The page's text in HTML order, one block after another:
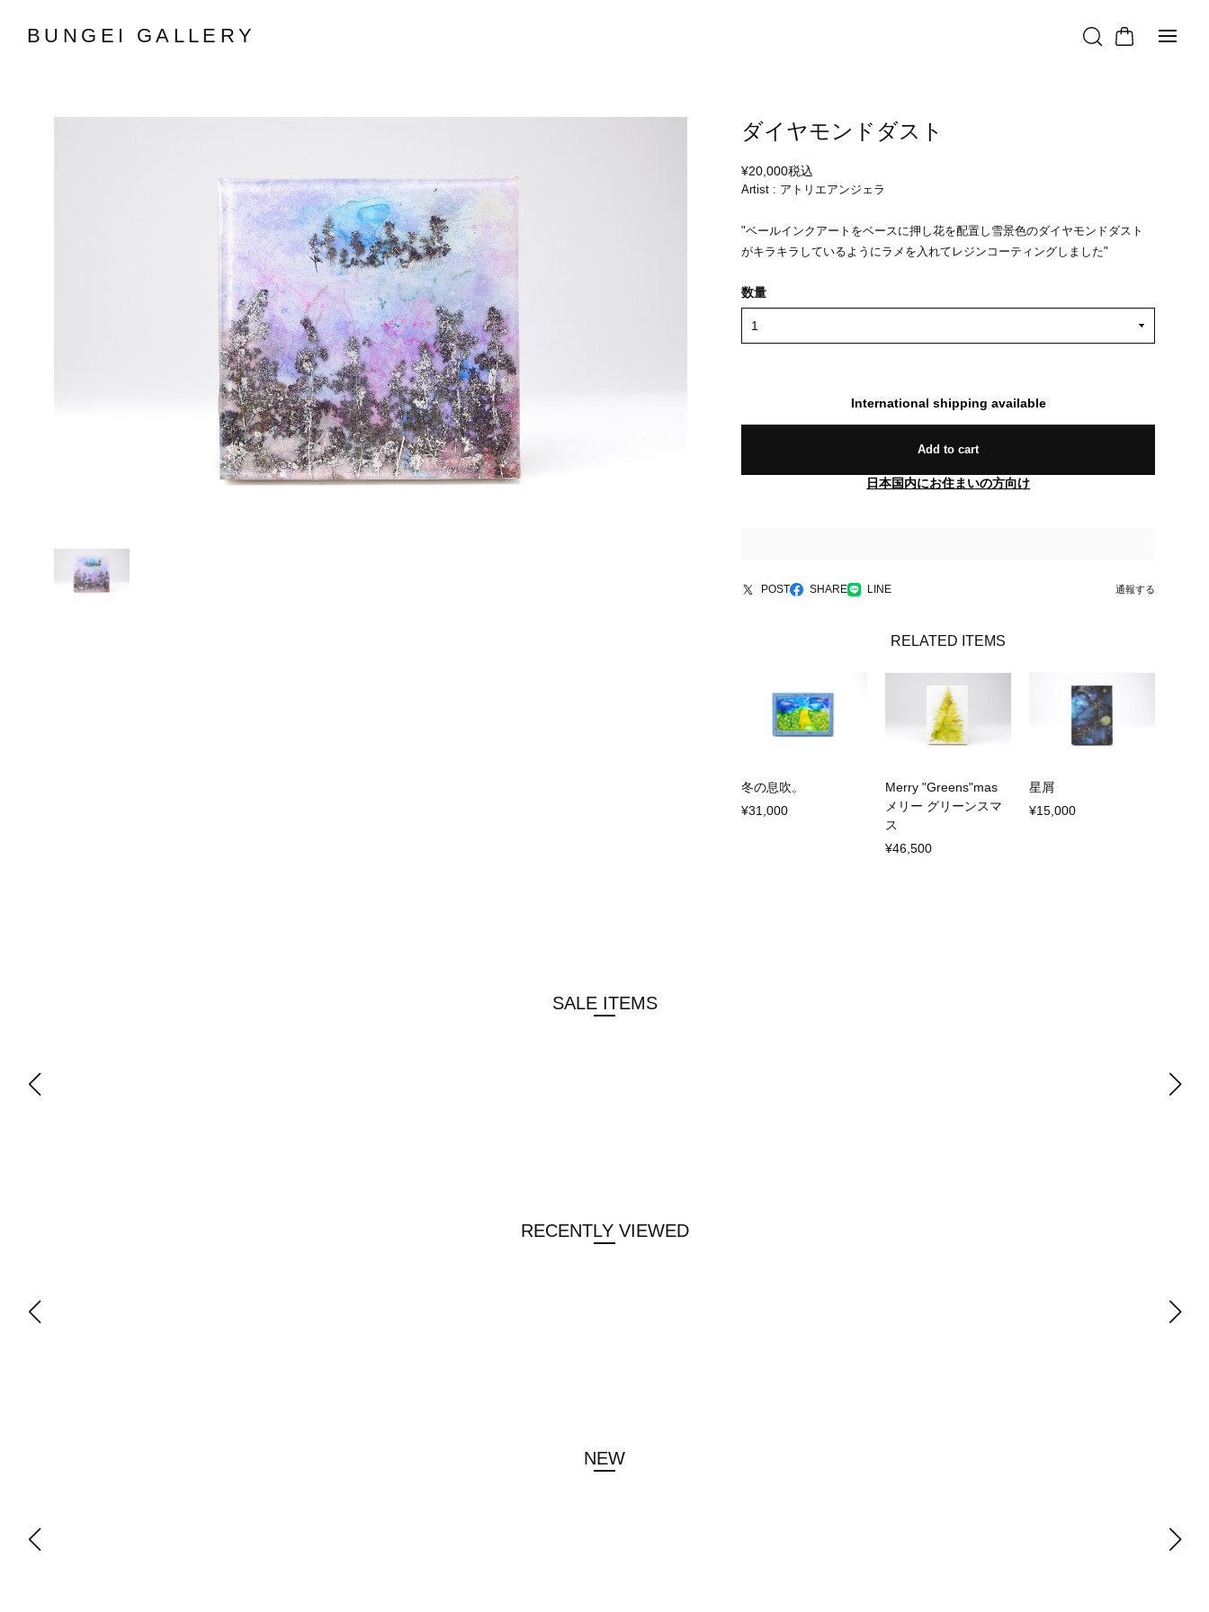
BUNGEI GALLERY
ダイヤモンドダスト
¥20,000税込
Artist : アトリエアンジェラ
"ベールインクアートをベースに押し花を配置し雪景色のダイヤモンドダスト
がキラキラしているようにラメを入れてレジンコーティングしました"
数量
International shipping available
Add to cart
日本国内にお住まいの方向け
POST SHARE LINE 通報する
RELATED ITEMS
冬の息吹。
¥31,000
Merry "Greens"mas
メリー グリーンスマ
ス
¥46,500
星屑
¥15,000
SALE ITEMS
RECENTLY VIEWED
NEW